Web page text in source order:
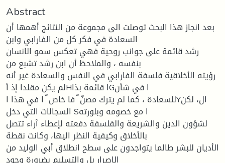
Abstract
بعد انجاز هذا البحث توصلت الى مجموعة من النتائج أهمها أن
السعادة في فكر كل من الفارابي وابن
رشد قائمة على جوانب روحية فهي تعكس سمو الانسان
بنفسه ، والملاحظ أن ابن رشد تشبع من
رؤيته الأخلاقية فلسفة الفارابي في النفس والسعادة غير أنه
لم يكن مقلدا إذ أHا قائمة بذاGا في شأن
للسعادة ، كما لم يترك مصنّ ّ فا خاص ّ ا في هذا اYال، لكن
السجالات التي دخل Sا مع خصومه وبلورته
لشؤون الدين والشريعة والفلسفة دفعته لإعطاء آراء تتصل
بالأخلاق وكيفية النظر اليها، وكانت نقطة
الأديان للبشر طالما يتواجدون على سطح انطلاق أبي الوليد من
الإصرار بل والتسليم بضرورة وجود